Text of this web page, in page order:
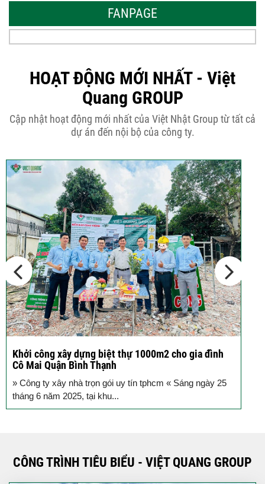
đẹp, sang...
50m2...
Những điều cần biết khi thiết kế nhà
phố 5...
Cập nhật xu thế thiết kế nhà phố 5
tầng...
Các thiết kế nhà phố 2 tầng 110m2
đơn giản,...
FANPAGE
HOẠT ĐỘNG MỚI NHẤT - Việt
Quang GROUP
Cập nhật hoạt động mới nhất của Việt Nhật Group từ tất cả
dự án đến nội bộ của công ty.
Khởi công xây dựng biệt thự 1000m2 cho gia đình
Cô Mai Quận Bình Thạnh
» Công ty xây nhà trọn gói uy tín tphcm « Sáng ngày 25
tháng 6 năm 2025, tại khu...
CÔNG TRÌNH TIÊU BIỂU - VIỆT QUANG GROUP